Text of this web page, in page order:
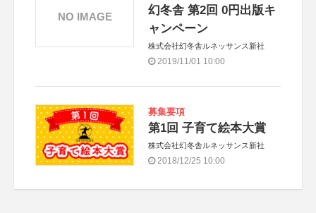
幻冬舎 第2回 0円出版キ
ャンペーン
株式会社幻冬舎ルネッサンス新社
2019/11/01 10:00
NO IMAGE
募集要項
第1回 子育て絵本大賞
株式会社幻冬舎ルネッサンス新社
2018/12/25 10:00